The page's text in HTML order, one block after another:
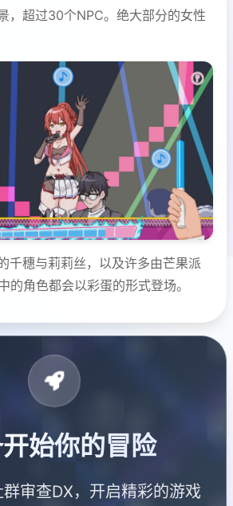
，超过30个NPC。绝大部分的女性
千穗与莉莉丝，以及许多由芒果派
的角色都会以彩蛋的形式登场。
始你的冒险
审查DX，开启精彩的游戏